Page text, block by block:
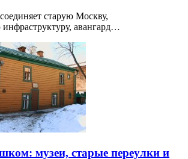
старую Москву,
авангард…
музеи, старые переулки и